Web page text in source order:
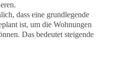
dass eine grundlegende
ist, um die Wohnungen
Das bedeutet steigende